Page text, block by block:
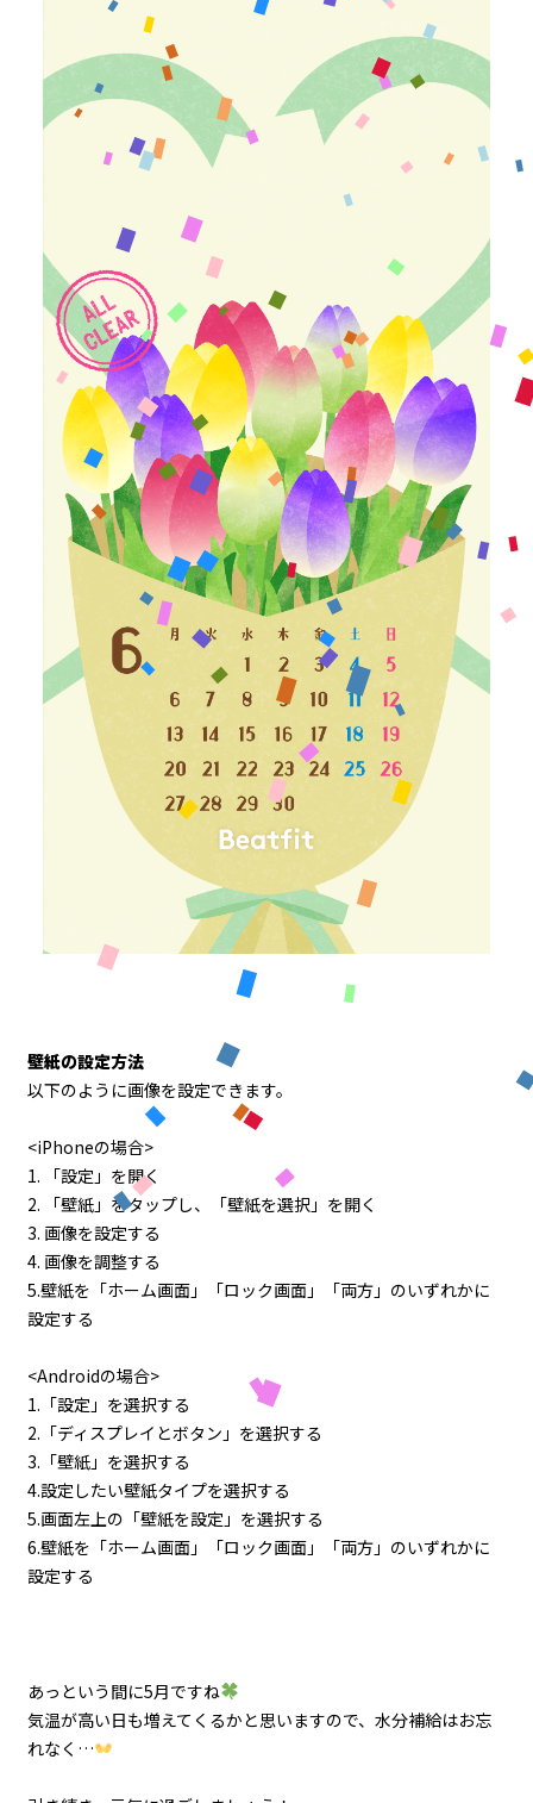
壁紙の設定方法
以下のように画像を設定できます。
<iPhoneの場合>
1. 「設定」を開く
2. 「壁紙」をタップし、「壁紙を選択」を開く
3. 画像を設定する
4. 画像を調整する
5.壁紙を「ホーム画面」「ロック画面」「両方」のいずれかに
設定する
<Androidの場合>
1.「設定」を選択する
2.「ディスプレイとボタン」を選択する
3.「壁紙」を選択する
4.設定したい壁紙タイプを選択する
5.画面左上の「壁紙を設定」を選択する
6.壁紙を「ホーム画面」「ロック画面」「両方」のいずれかに
設定する
あっという間に5月ですね
気温が高い日も増えてくるかと思いますので、水分補給はお忘
れなく…